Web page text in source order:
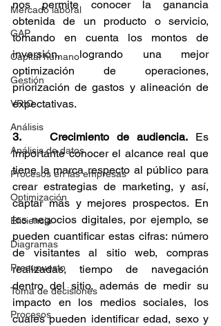
Mercado laboral
GAP
Capital humano
Gestión
VRIO
Análisis
Análisis de datos
Procesos en las empresas
Optimización
Eficiencia
Diagramas
Presupuesto
Toma de decisiones
Procesos
nos permite conocer la ganancia
obtenida de un producto o servicio,
tomando en cuenta los montos de
inversión, logrando una mejor
optimización de operaciones,
priorización de gastos y alineación de
expectativas.
3. 	Crecimiento de audiencia. Es
importante conocer el alcance real que
tiene la marca respecto al público para
crear estrategias de marketing, y así,
captar más y mejores prospectos. En
los negocios digitales, por ejemplo, se
pueden cuantificar estas cifras: número
de visitantes al sitio web, compras
realizadas, tiempo de navegación
dentro del sitio, además de medir su
impacto en los medios sociales, los
cuales pueden identificar edad, sexo y